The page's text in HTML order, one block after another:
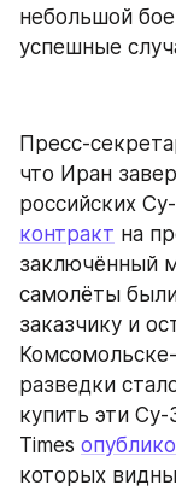
небольшой
успешные
Пресс-
что Иран
контракт на
заключённый
самолёты
заказчику и
разведки
купить эти
Times
которых